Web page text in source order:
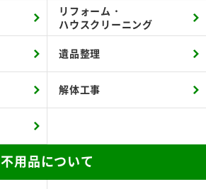
リフォーム・
ハウスクリーニング
遺品整理
解体工事
不用品について